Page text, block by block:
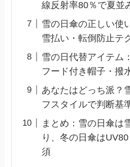
線反射率80％で夏並
雪の日傘の正しい使
雪払い・転倒防止テ
雪の日代替アイテム
フード付き帽子・撥
あなたはどっち派？
フスタイルで判断基
まとめ：雪の日傘は
り、冬の日傘は
須